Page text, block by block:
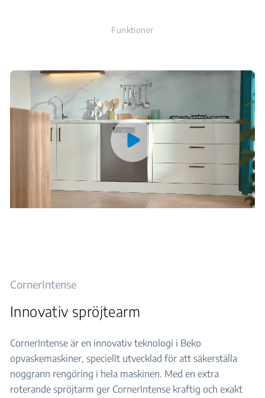
Funktioner
CornerIntense
Innovativ spröjtearm
CornerIntense är en innovativ teknologi i Beko
opvaskemaskiner, speciellt utvecklad för att säkerställa
noggrann rengöring i hela maskinen. Med en extra
roterande spröjtarm ger CornerIntense kraftig och exakt